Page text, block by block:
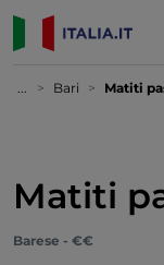
... Bari Matiti
Matiti
Barese - €€